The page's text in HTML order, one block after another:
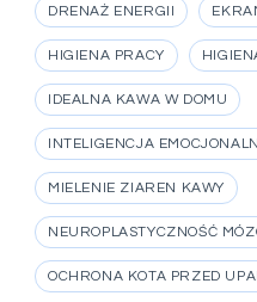
DRENAŻ ENERGII
HIGIENA PRACY
IDEALNA KAWA W DOMU
INTELIGENCJA
MIELENIE ZIAREN KAWY
NEUROPLASTYCZNOŚĆ
OCHRONA KOTA PRZED